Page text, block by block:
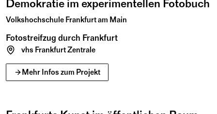
Demokratie im experimentellen Fotobuch
Volkshochschule Frankfurt am Main
Fotostreifzug durch Frankfurt
vhs Frankfurt Zentrale
Mehr Infos zum Projekt
April2026
28Di